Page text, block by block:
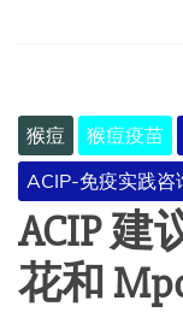
猴痘 猴痘疫苗
ACIP-免疫实践咨
ACIP 建
花和